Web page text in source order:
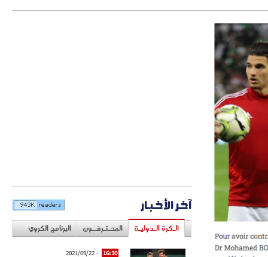
آخر الأخبار
الـكرة الـدوليـة المحـتـرفــون البرنامج الكروي
16:30
- 2021/09/22